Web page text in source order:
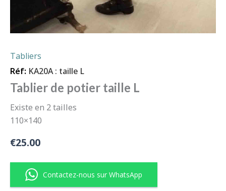
Tabliers
Réf: KA20A : taille L
Tablier de potier taille L
Existe en 2 tailles
110×140
€25.00
Contactez-nous sur WhatsApp